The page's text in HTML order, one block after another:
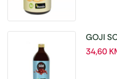
GOJI
ml
34,60